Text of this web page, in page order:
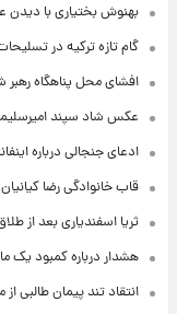
بهنوش بختیاری با
گام تازه ترکیه در
افشای محل پناهگاه‌ رهبر
عکس شاد سپند
ادعای جنجالی درباره
قاب خانوادگی رضا
ثریا اسفندیاری بعد از
هشدار درباره کمبود یک
انتقاد تند پیمان طالبی